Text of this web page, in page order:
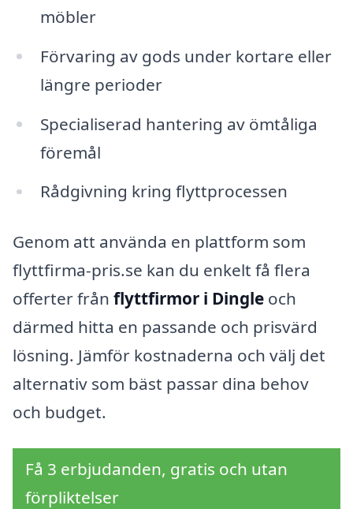
möbler
Förvaring av gods under kortare eller
längre perioder
Specialiserad hantering av ömtåliga
föremål
Rådgivning kring flyttprocessen
Genom att använda en plattform som
flyttfirma-pris.se kan du enkelt få flera
offerter från flyttfirmor i Dingle och
därmed hitta en passande och prisvärd
lösning. Jämför kostnaderna och välj det
alternativ som bäst passar dina behov
och budget.
Få 3 erbjudanden, gratis och utan
förpliktelser